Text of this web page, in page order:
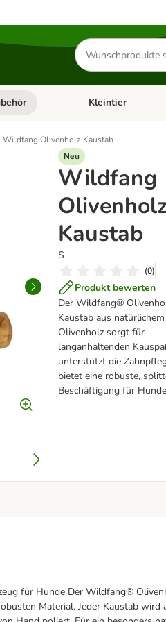
Produkte
suchen
Katzenfutter & ZubehörKategorie-Menü
Kleintier
Wildfang Olivenholz Kaustab
Neu
Wildfang
Kaustab
S
(0)
Produkt bewerten
Der Wildfang®
Kaustab aus natürlichem
Olivenholz sorgt für
langanhaltenden
unterstützt die
bietet eine robuste,
Beschäftigung für
für Hunde Der Wildfang®
Material. Jeder Kaustab